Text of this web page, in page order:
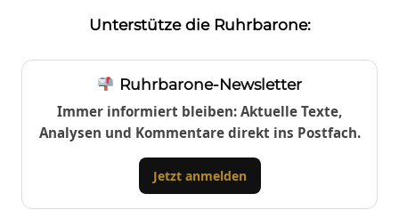
Unterstütze die Ruhrbarone:
Ruhrbarone-Newsletter
Immer informiert bleiben: Aktuelle Texte,
Analysen und Kommentare direkt ins Postfach.
Jetzt anmelden